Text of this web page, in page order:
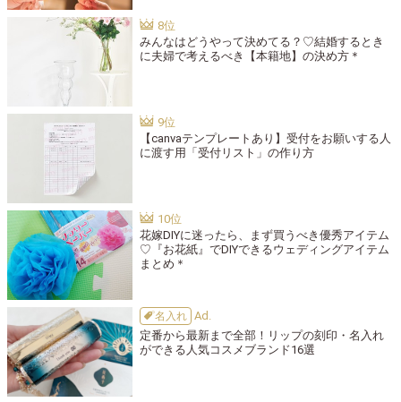
みんなはどうやって決めてる？♡結婚するとき
に夫婦で考えるべき【本籍地】の決め方＊
【canvaテンプレートあり】受付をお願いする人
に渡す用「受付リスト」の作り方
花嫁DIYに迷ったら、まず買うべき優秀アイテム
♡『お花紙』でDIYできるウェディングアイテム
まとめ＊
名入れ
定番から最新まで全部！リップの刻印・名入れ
ができる人気コスメブランド16選